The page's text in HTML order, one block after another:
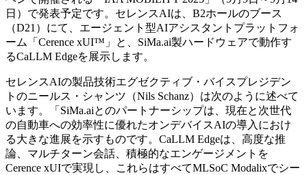
日）で発表予定です。セレンスAIは、B2ホールのブース
（D21）にて、エージェント型AIアシスタントプラットフォ
ーム「Cerence xUI™ 」と、SiMa.ai製ハードウェアで動作す
るCaLLM Edgeを展示します。
セレンスAIの製品技術エグゼクティブ・バイスプレジデン
トのニールス・シャンツ（Nils Schanz）は次のように述べて
います。「SiMa.aiとのパートナーシップは、現在と次世代
の自動車への効率性に優れたオンデバイスAIの導入におけ
る大きな進展を示すものです。CaLLM Edgeは、高度な推
論、マルチターン会話、積極的なエンゲージメントを
Cerence xUIで実現し、これらはすべてMLSoC Modalixでシー